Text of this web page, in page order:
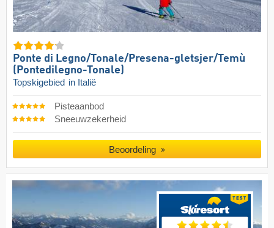
Ponte di Legno/​​Tonale/​​Presena-gletsjer/​​Temù
(Pontedilegno-Tonale)
Topskigebied in Italië
Pisteaanbod
Sneeuwzekerheid
Beoordeling